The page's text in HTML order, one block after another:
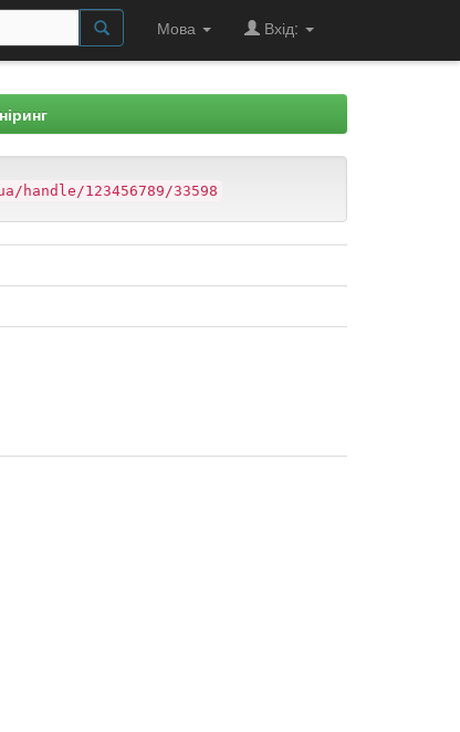
Мова Вхід:
123456789/33598